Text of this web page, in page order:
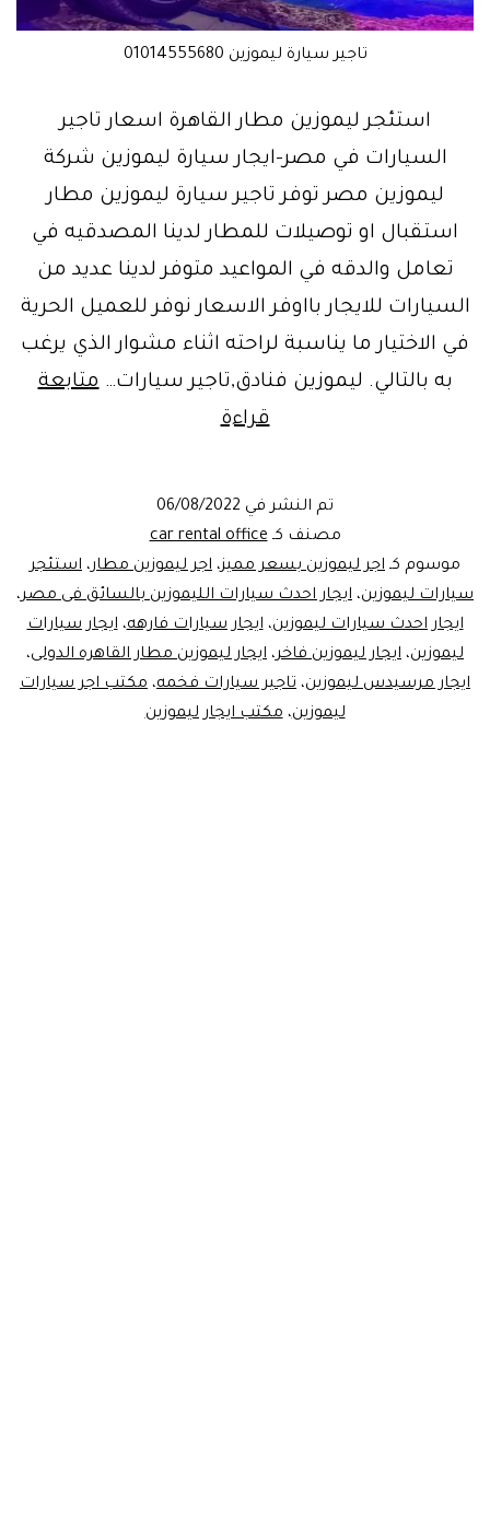
تاجير سيارة ليموزين 01014555680
استئجر ليموزين مطار القاهرة اسعار تاجير
السيارات في مصر-ايجار سيارة ليموزين شركة
ليموزين مصر توفر تاجير سيارة ليموزين مطار
استقبال او توصيلات للمطار لدينا المصدقيه في
تعامل والدقه في المواعيد متوفر لدينا عديد من
السيارات للايجار بااوفر الاسعار نوفر للعميل الحرية
في الاختيار ما يناسبة لراحته اثناء مشوار الذي يرغب
به بالتالي. ليموزين فنادق,تاجير سيارات…متابعة
قراءة
مصر
للسياحة
تم النشر في 06/08/2022
مصنف كـcar rental office
موسوم كـ اجر ليموزين بسعر مميز، اجر ليموزين مطار، استئجر
سيارات ليموزين، ايجار احدث سيارات الليموزين بالسائق فى مصر،
ايجار احدث سيارات ليموزين،ايجار سيارات فارهه،ايجار سيارات
ليموزين، ايجار ليموزين فاخر، ايجار ليموزين مطار القاهره الدولى،
ايجار مرسيدس ليموزين، تاجير سيارات فخمه، مكتب اجر سيارات
ليموزين،مكتب ايجار ليموزين